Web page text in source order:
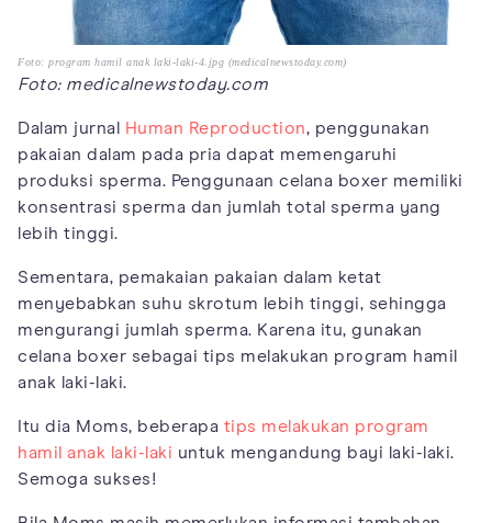
Foto: program hamil anak laki-laki-4.jpg (medicalnewstoday.com)
Foto: medicalnewstoday.com
Dalam jurnal Human Reproduction, penggunakan
pakaian dalam pada pria dapat memengaruhi
produksi sperma. Penggunaan celana boxer memiliki
konsentrasi sperma dan jumlah total sperma yang
lebih tinggi.
Sementara, pemakaian pakaian dalam ketat
menyebabkan suhu skrotum lebih tinggi, sehingga
mengurangi jumlah sperma. Karena itu, gunakan
celana boxer sebagai tips melakukan program hamil
anak laki-laki.
Itu dia Moms, beberapa tips melakukan program
hamil anak laki-laki untuk mengandung bayi laki-laki.
Semoga sukses!